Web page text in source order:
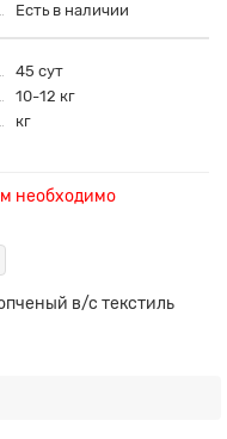
Есть в наличии
45 сут
10-12 кг
кг
необходимо
в/с текстиль